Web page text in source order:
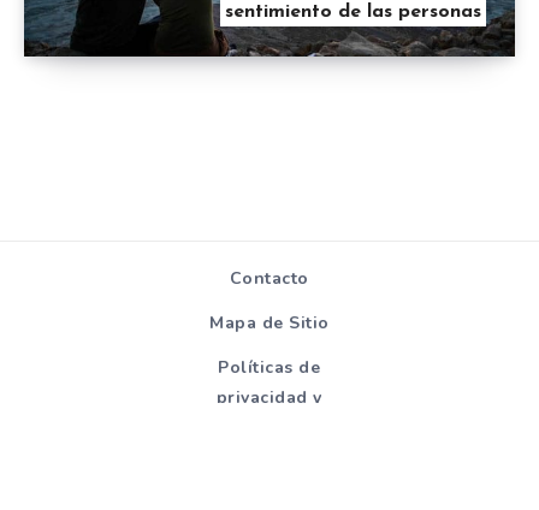
sentimiento de las personas
Contacto
Mapa de Sitio
Políticas de
privacidad y